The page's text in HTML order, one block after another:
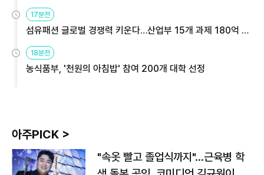
17분전
섬유패션 글로벌 경쟁력 키운다…산업부 15개 과제 180억 지
18분전
농식품부, '천원의 아침밥' 참여 200개 대학 선정
아주PICK >
"속옷 빨고 졸업식까지"…근육병 학